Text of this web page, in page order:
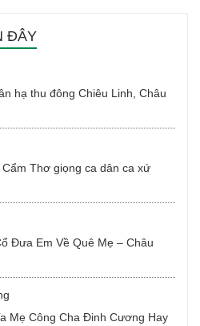
ĐÂY
hạ thu đông Chiêu Linh, Châu
Thơ giọng ca dân ca xứ
Đưa Em Về Quê Mẹ – Châu
Mẹ Công Cha Đinh Cương Hay